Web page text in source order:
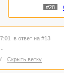
#28
в ответ на #13
/ Скрыть ветку